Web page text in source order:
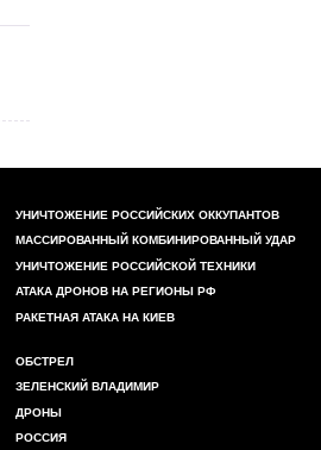
УНИЧТОЖЕНИЕ РОССИЙСКИХ ОККУПАНТОВ
МАССИРОВАННЫЙ КОМБИНИРОВАННЫЙ УДАР
УНИЧТОЖЕНИЕ РОССИЙСКОЙ ТЕХНИКИ
АТАКА ДРОНОВ НА РЕГИОНЫ РФ
РАКЕТНАЯ АТАКА НА КИЕВ
ОБСТРЕЛ
ЗЕЛЕНСКИЙ ВЛАДИМИР
ДРОНЫ
РОССИЯ